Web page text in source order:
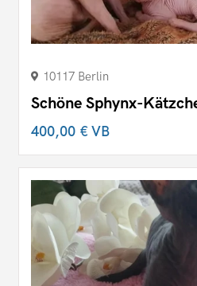
10117 Berlin
Schöne Sphynx-
400,00 €VB